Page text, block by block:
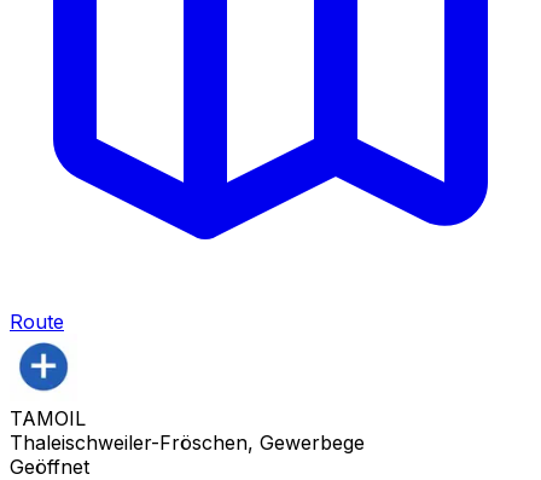
Route
TAMOIL
Thaleischweiler-Fröschen, Gewerbege
Geöffnet